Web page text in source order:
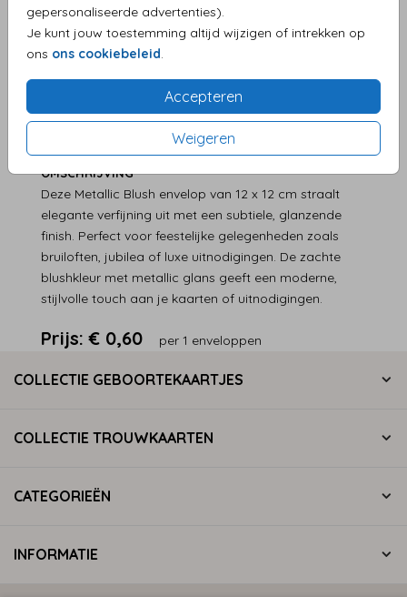
gepersonaliseerde advertenties).
Je kunt jouw toestemming altijd wijzigen of intrekken op
ons ons cookiebeleid
Accepteren
Weigeren
Persoonlijke service en supersnelle levering
Levering aan huis
OMSCHRIJVING
Deze Metallic Blush envelop van 12 x 12 cm straalt
elegante verfijning uit met een subtiele, glanzende
finish. Perfect voor feestelijke gelegenheden zoals
bruiloften, jubilea of luxe uitnodigingen. De zachte
blushkleur met metallic glans geeft een moderne,
stijlvolle touch aan je kaarten of uitnodigingen.
Prijs:€ 0,60 per 1 enveloppen
COLLECTIE GEBOORTEKAARTJES
COLLECTIE TROUWKAARTEN
CATEGORIEËN
INFORMATIE